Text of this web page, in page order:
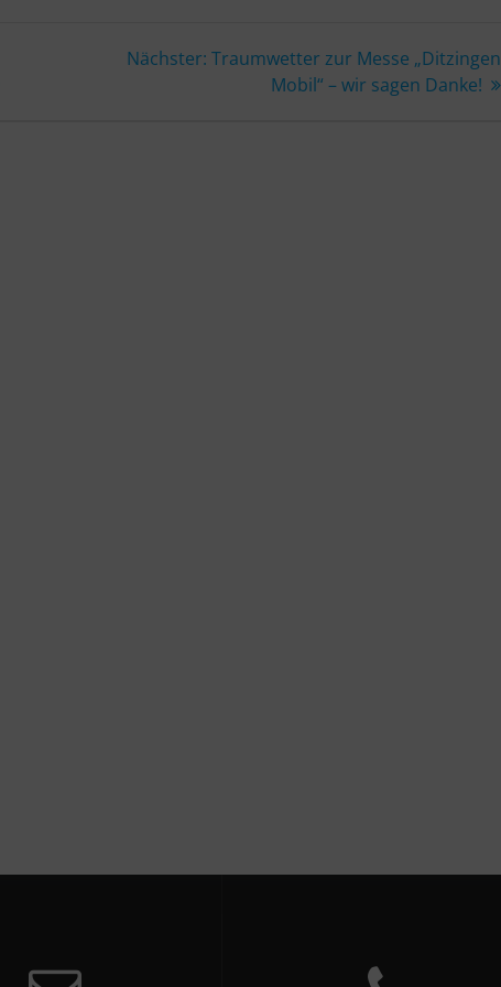
Nächster: Nächster
Beitrag:
Traumwetter zur Messe „Ditzingen
Mobil“ – wir sagen Danke!